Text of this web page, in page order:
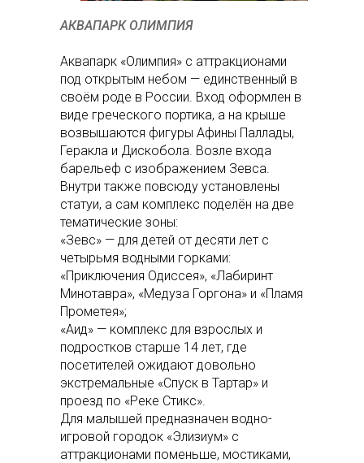
АКВАПАРК ОЛИМПИЯ
Аквапарк «Олимпия» с аттракционами
под открытым небом — единственный в
своём роде в России. Вход оформлен в
виде греческого портика, а на крыше
возвышаются фигуры Афины Паллады,
Геракла и Дискобола. Возле входа
барельеф с изображением Зевса.
Внутри также повсюду установлены
статуи, а сам комплекс поделён на две
тематические зоны:
«Зевс» — для детей от десяти лет с
четырьмя водными горками:
«Приключения Одиссея», «Лабиринт
Минотавра», «Медуза Горгона» и «Пламя
Прометея»;
«Аид» — комплекс для взрослых и
подростков старше 14 лет, где
посетителей ожидают довольно
экстремальные «Спуск в Тартар» и
проезд по «Реке Стикс».
Для малышей предназначен водно-
игровой городок «Элизиум» с
аттракционами поменьше, мостиками,